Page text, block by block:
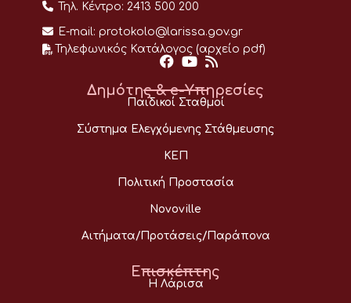
Τηλ. Κέντρο: 2413 500 200
E-mail: protokolo@larissa.gov.gr
Τηλεφωνικός Κατάλογος (αρχείο pdf)
Δημότης & e-Υπηρεσίες
Παιδικοί Σταθμοί
Σύστημα Ελεγχόμενης Στάθμευσης
ΚΕΠ
Πολιτική Προστασία
Novoville
Αιτήματα/Προτάσεις/Παράπονα
Επισκέπτης
Η Λάρισα